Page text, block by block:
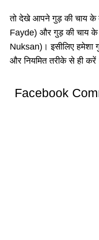
तो देखे आपने गुड़ की चाय के
Fayde) और गुड़ की चाय
Nuksan)। इसीलिए हमेशा
और नियमित तरीके से ही
Facebook